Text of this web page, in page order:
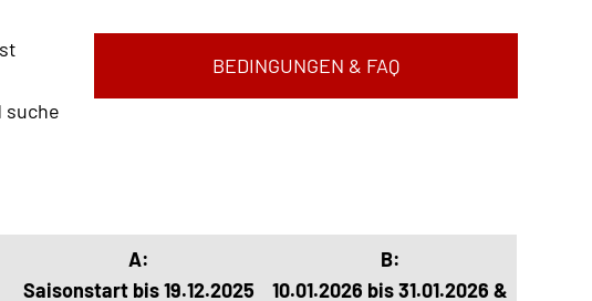
suche
BEDINGUNGEN & FAQ
A:
Saisonstart bis 19.12.2025
B:
10.01.2026 bis 31.01.2026 &